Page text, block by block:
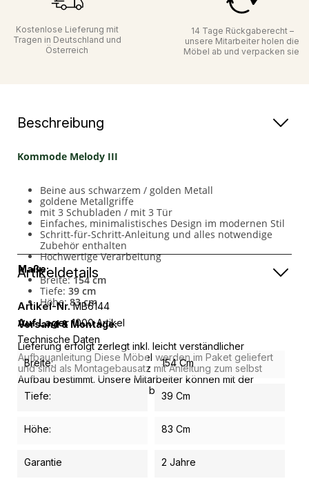
Kostenlose Lieferung mit
Tragen in Deutschland und
Österreich
14 Tage Rückgaberecht –
unsere Mitarbeiter holen die
Möbel ab und verpacken sie
Beschreibung
Kommode Melody III
Beine aus schwarzem / golden Metall
goldene Metallgriffe
mit 3 Schubladen / mit 3 Tür
Einfaches, minimalistisches Design im modernen Stil
Schritt-für-Schritt-Anleitung und alles notwendige
Zubehör enthalten
Hochwertige Verarbeitung
Maße:
Breite:154 cm
Tiefe: 39 cm
Höhe:83 cm
Versand & Montage:
Lieferung erfolgt zerlegt inkl. leicht verständlicher
Aufbauanleitung Diese Möbel werden im Paket geliefert
und sind als Montagebausatz mit Anleitung zum selbst
Aufbau bestimmt. Unsere Mitarbeiter können mit der
Montage dieser Möbel nicht beauftragt werden.
Artikeldetails
Artikel-Nr. MB6144
Auf Lager 1000 Artikel
Technische Daten
Breite:
154 Cm
Tiefe: 39 Cm
Höhe: 83 Cm
Garantie 2 Jahre